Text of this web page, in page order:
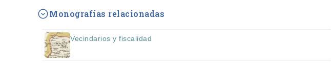
Monografías relacionadas
Vecindarios y fiscalidad